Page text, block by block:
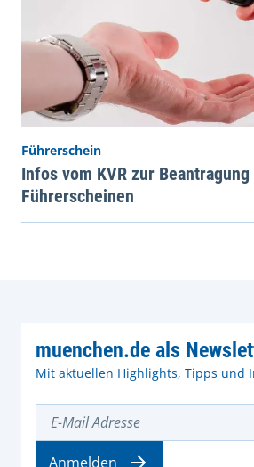
Führerschein
Infos vom KVR zur Beantragung
Führerscheinen
muenchen.de als
Mit aktuellen Highlights, Tipps und
Anmelden